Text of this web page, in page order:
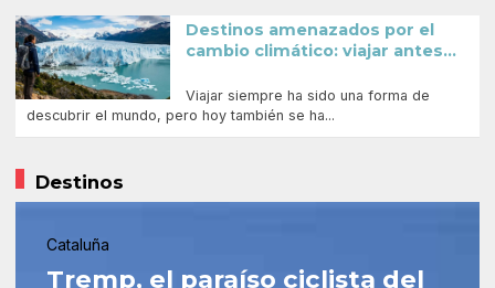
Destinos amenazados por el
cambio climático: viajar antes...
Viajar siempre ha sido una forma de
descubrir el mundo, pero hoy también se ha...
Destinos
Cataluña
Tremp, el paraíso ciclista del